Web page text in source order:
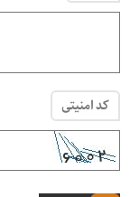
کد امنیتی